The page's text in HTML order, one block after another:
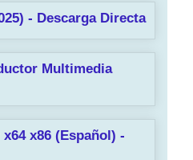
- Descarga Directa
Multimedia
x86 (Español) -